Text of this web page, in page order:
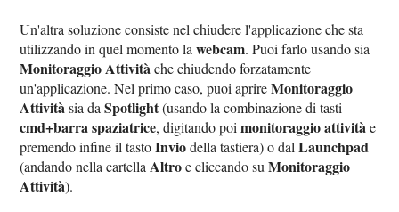
Un'altra soluzione consiste nel chiudere l'applicazione che sta
utilizzando in quel momento lawebcam. Puoi farlo usando sia
Monitoraggio Attivitàche chiudendo forzatamente
un'applicazione. Nel primo caso, puoi aprireMonitoraggio
Attivitàsia daSpotlight(usando la combinazione di tasti
cmd+barra spaziatrice, digitando poimonitoraggio attivitàe
premendo infine il tastoInviodella tastiera) o dalLaunchpad
(andando nella cartellaAltroe cliccando suMonitoraggio
Attività).